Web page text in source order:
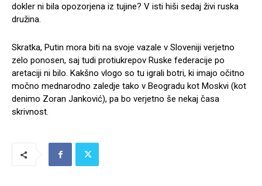
dokler ni bila opozorjena iz tujine? V isti hiši sedaj živi ruska
družina.
Skratka, Putin mora biti na svoje vazale v Sloveniji verjetno
zelo ponosen, saj tudi protiukrepov Ruske federacije po
aretaciji ni bilo. Kakšno vlogo so tu igrali botri, ki imajo očitno
močno mednarodno zaledje tako v Beogradu kot Moskvi (kot
denimo Zoran Janković), pa bo verjetno še nekaj časa
skrivnost.